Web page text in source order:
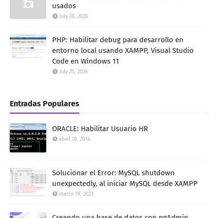
usados
July 28, 2026
PHP: Habilitar debug para desarrollo en
entorno local usando XAMPP, Visual Studio
Code en Windows 11
July 25, 2026
Entradas Populares
ORACLE: Habilitar Usuario HR
abril 18, 2016
Solucionar el Error: MySQL shutdown
unexpectedly, al iniciar MySQL desde XAMPP
marzo 19, 2023